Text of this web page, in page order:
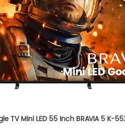
TV Mini LED 55 Inch BRAVIA 5 K-